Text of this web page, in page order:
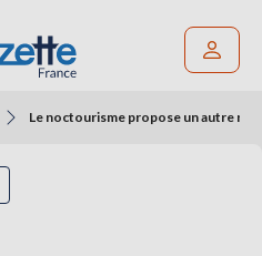
Le noctourisme propose un autre